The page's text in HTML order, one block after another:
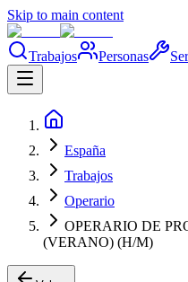
Skip to main content
Trabajos Personas
España
Trabajos
Operario
OPERARIO DE
(VERANO) (H/M)